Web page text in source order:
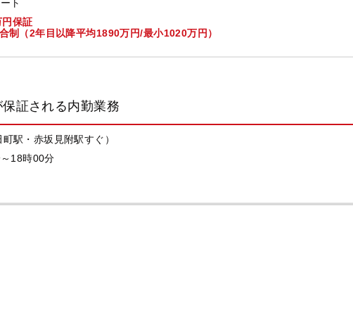
ト
保証
制（2年目以降平均1890万円/最小1020万円）
証される内勤業務
駅・赤坂見附駅すぐ）
18時00分